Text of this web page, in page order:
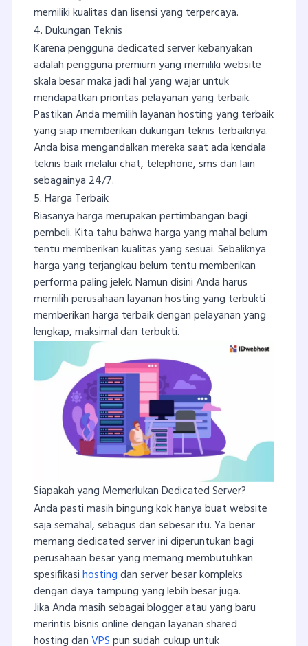
memiliki kualitas dan lisensi yang terpercaya.
4. Dukungan Teknis
Karena pengguna dedicated server kebanyakan
adalah pengguna premium yang memiliki website
skala besar maka jadi hal yang wajar untuk
mendapatkan prioritas pelayanan yang terbaik.
Pastikan Anda memilih layanan hosting yang terbaik
yang siap memberikan dukungan teknis terbaiknya.
Anda bisa mengandalkan mereka saat ada kendala
teknis baik melalui chat, telephone, sms dan lain
sebagainya 24/7.
5. Harga Terbaik
Biasanya harga merupakan pertimbangan bagi
pembeli. Kita tahu bahwa harga yang mahal belum
tentu memberikan kualitas yang sesuai. Sebaliknya
harga yang terjangkau belum tentu memberikan
performa paling jelek. Namun disini Anda harus
memilih perusahaan layanan hosting yang terbukti
memberikan harga terbaik dengan pelayanan yang
lengkap, maksimal dan terbukti.
Siapakah yang Memerlukan Dedicated Server?
Anda pasti masih bingung kok hanya buat website
saja semahal, sebagus dan sebesar itu. Ya benar
memang dedicated server ini diperuntukan bagi
perusahaan besar yang memang membutuhkan
spesifikasihostingdan server besar kompleks
dengan daya tampung yang lebih besar juga.
Jika Anda masih sebagai blogger atau yang baru
merintis bisnis online dengan layanan shared
hosting danVPSpun sudah cukup untuk